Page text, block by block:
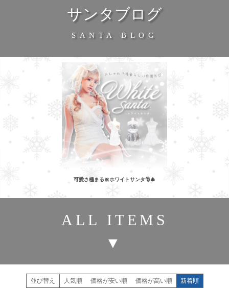
サンタブログ
SANTA BLOG
可愛さ極まる🎀ホワイトサンタ🎅🎄
ALL ITEMS
▼
並び替え 人気順 価格が安い順 価格が高い順 新着順